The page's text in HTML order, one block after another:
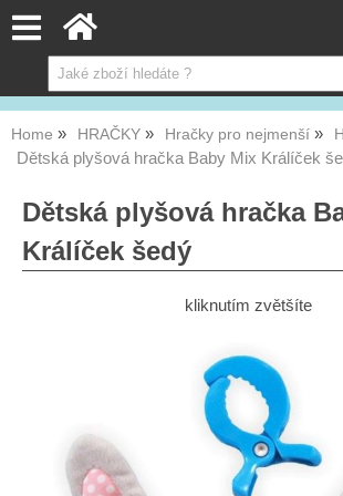
Home HRAČKY Hračky pro nejmenší
Dětská plyšová hračka Baby Mix Králíček
Dětská plyšová hračka
Králíček šedý
kliknutím zvětšíte